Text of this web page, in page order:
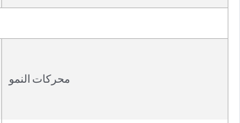
محركات النمو